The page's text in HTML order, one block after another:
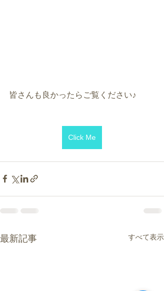
皆さんも良かったらご覧ください♪
Click Me
最新記事 すべて表示